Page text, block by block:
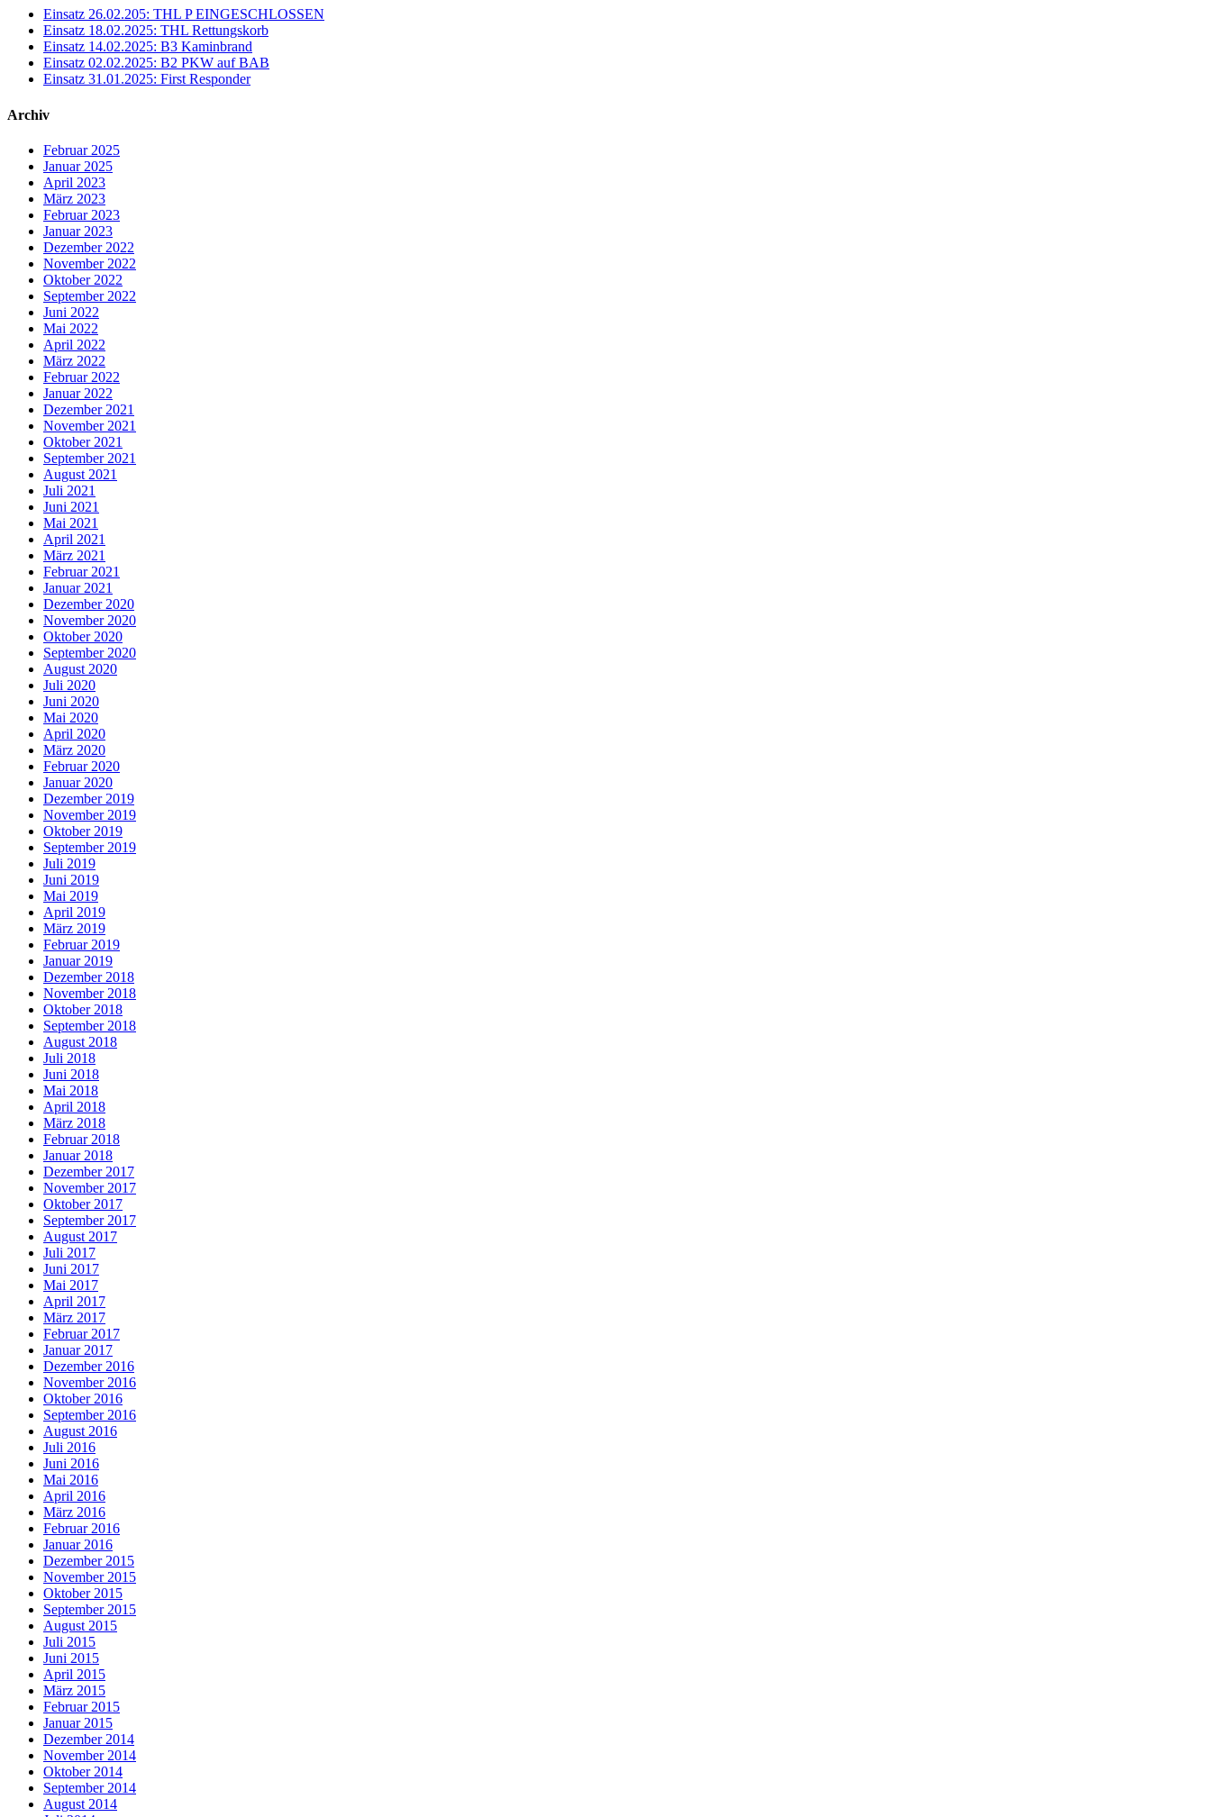
Einsatz 26.02.205: THL P EINGESCHLOSSEN
Einsatz 18.02.2025: THL Rettungskorb
Einsatz 14.02.2025: B3 Kaminbrand
Einsatz 02.02.2025: B2 PKW auf BAB
Einsatz 31.01.2025: First Responder
Archiv
Februar 2025
Januar 2025
April 2023
März 2023
Februar 2023
Januar 2023
Dezember 2022
November 2022
Oktober 2022
September 2022
Juni 2022
Mai 2022
April 2022
März 2022
Februar 2022
Januar 2022
Dezember 2021
November 2021
Oktober 2021
September 2021
August 2021
Juli 2021
Juni 2021
Mai 2021
April 2021
März 2021
Februar 2021
Januar 2021
Dezember 2020
November 2020
Oktober 2020
September 2020
August 2020
Juli 2020
Juni 2020
Mai 2020
April 2020
März 2020
Februar 2020
Januar 2020
Dezember 2019
November 2019
Oktober 2019
September 2019
Juli 2019
Juni 2019
Mai 2019
April 2019
März 2019
Februar 2019
Januar 2019
Dezember 2018
November 2018
Oktober 2018
September 2018
August 2018
Juli 2018
Juni 2018
Mai 2018
April 2018
März 2018
Februar 2018
Januar 2018
Dezember 2017
November 2017
Oktober 2017
September 2017
August 2017
Juli 2017
Juni 2017
Mai 2017
April 2017
März 2017
Februar 2017
Januar 2017
Dezember 2016
November 2016
Oktober 2016
September 2016
August 2016
Juli 2016
Juni 2016
Mai 2016
April 2016
März 2016
Februar 2016
Januar 2016
Dezember 2015
November 2015
Oktober 2015
September 2015
August 2015
Juli 2015
Juni 2015
April 2015
März 2015
Februar 2015
Januar 2015
Dezember 2014
November 2014
Oktober 2014
September 2014
August 2014